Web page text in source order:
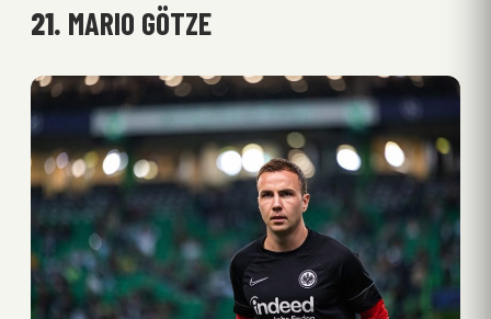
21. MARIO GÖTZE